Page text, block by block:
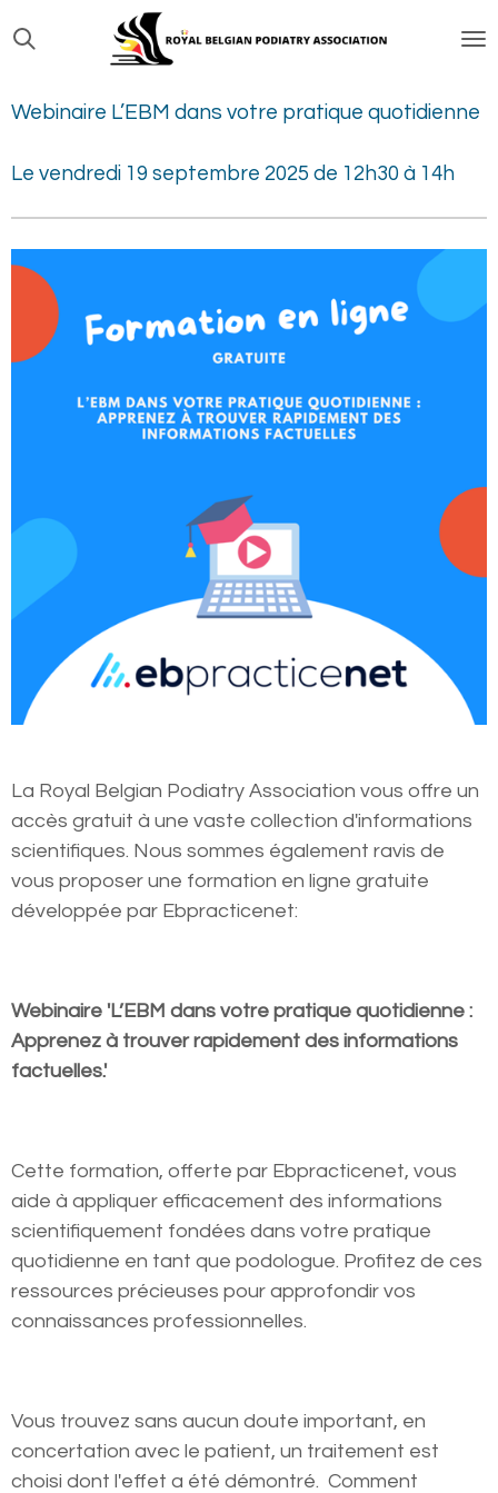
Passer
au
principal
Webinaire L’EBM dans votre pratique quotidienne
Le vendredi 19 septembre 2025 de 12h30 à 14h
La Royal Belgian Podiatry Association vous offre un
accès gratuit à une vaste collection d'informations
scientifiques. Nous sommes également ravis de
vous proposer une formation en ligne gratuite
développée par Ebpracticenet:
Webinaire 'L’EBM dans votre pratique quotidienne :
Apprenez à trouver rapidement des informations
factuelles.'
Cette formation, offerte par Ebpracticenet, vous
aide à appliquer efficacement des informations
scientifiquement fondées dans votre pratique
quotidienne en tant que podologue. Profitez de ces
ressources précieuses pour approfondir vos
connaissances professionnelles.
Vous trouvez sans aucun doute important, en
concertation avec le patient, un traitement est
choisi dont l'effet a été démontré. Comment